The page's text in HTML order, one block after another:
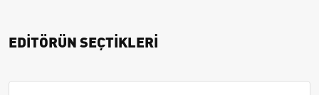
EDİTÖRÜN SEÇTİKLERİ